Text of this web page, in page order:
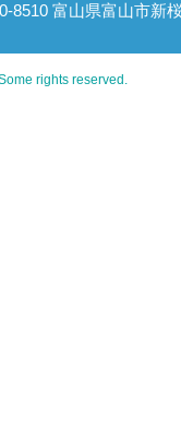
富山県富山市新
rights reserved.